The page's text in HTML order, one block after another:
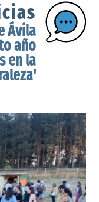
Ávila
año
en la